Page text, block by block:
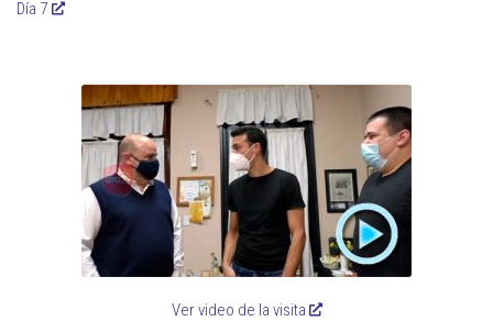
Día 7
Ver video de la visita